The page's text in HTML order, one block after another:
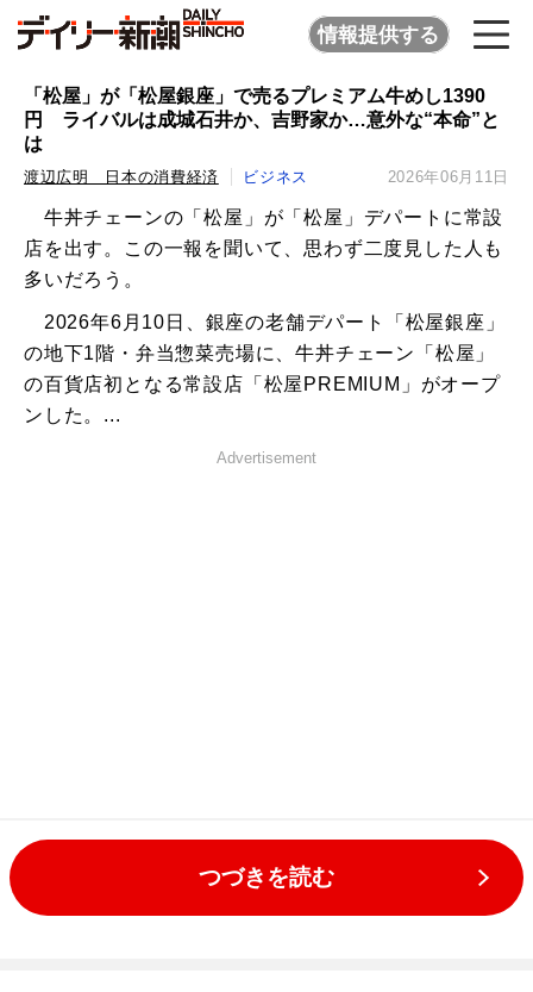
情報提供する
「松屋」が「松屋銀座」で売るプレミアム牛めし1390
円 ライバルは成城石井か、吉野家か…意外な“本命”と
は
渡辺広明 日本の消費経済 ビジネス 2026年06月11日
牛丼チェーンの「松屋」が「松屋」デパートに常設
店を出す。この一報を聞いて、思わず二度見した人も
多いだろう。
2026年6月10日、銀座の老舗デパート「松屋銀座」
の地下1階・弁当惣菜売場に、牛丼チェーン「松屋」
の百貨店初となる常設店「松屋PREMIUM」がオープ
ンした。...
Advertisement
つづきを読む